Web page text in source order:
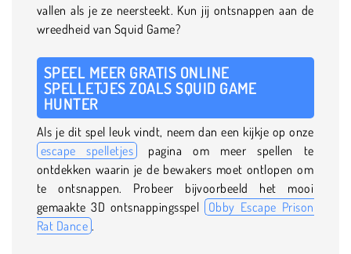
vallen als je ze neersteekt. Kun jij ontsnappen aan de
wreedheid van Squid Game?
SPEEL MEER GRATIS ONLINE
SPELLETJES ZOALS SQUID GAME
HUNTER
Als je dit spel leuk vindt, neem dan een kijkje op onze
escape spelletjes
pagina om meer spellen te
ontdekken waarin je de bewakers moet ontlopen om
te ontsnappen. Probeer bijvoorbeeld het mooi
gemaakte 3D ontsnappingsspel
Obby Escape Prison
Rat Dance .